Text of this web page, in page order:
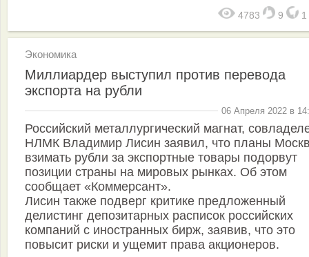
4783 9 1
Экономика
Миллиардер выступил против перевода
экспорта на рубли
06 Апреля 2022 в
Российский металлургический магнат,
НЛМК Владимир Лисин заявил, что планы
взимать рубли за экспортные товары подорвут
позиции страны на мировых рынках. Об этом
сообщает «Коммерсант».
Лисин также подверг критике предложенный
делистинг депозитарных расписок российских
компаний с иностранных бирж, заявив, что это
повысит риски и ущемит права акционеров.